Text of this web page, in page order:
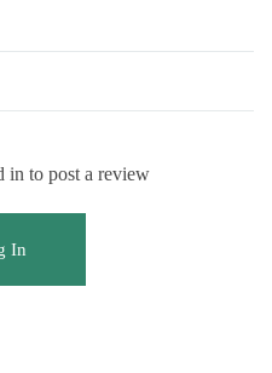
in to post a review
In